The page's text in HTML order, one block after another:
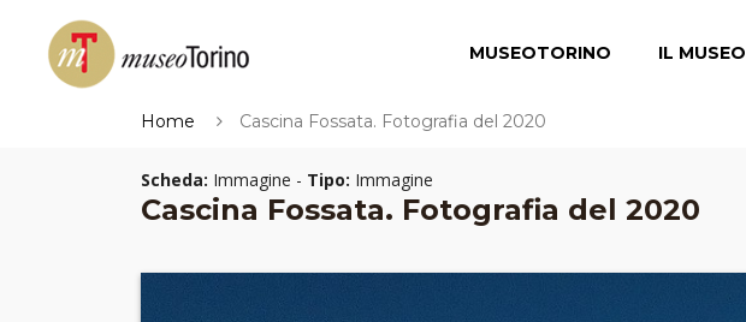
MUSEOTORINO IL MUSEO
Home Cascina Fossata. Fotografia del 2020
Scheda: Immagine - Tipo: Immagine
Cascina Fossata. Fotografia del 2020